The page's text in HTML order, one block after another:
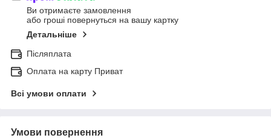
Ви отримаєте замовлення
або гроші повернуться на вашу картку
Детальніше
Післяплата
Оплата на карту Приват
Всі умови оплати
Умови повернення